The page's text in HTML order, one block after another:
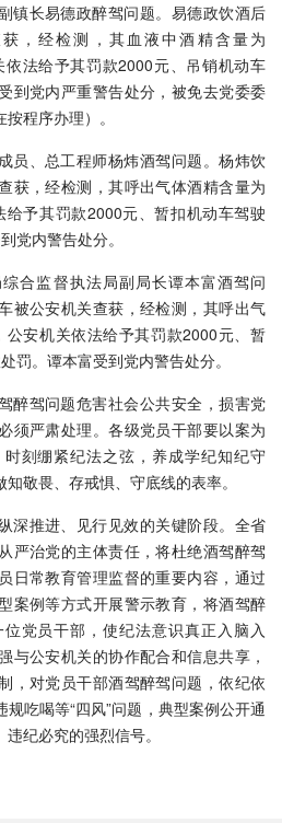
镇长易德政醉驾问题。易德政饮酒后
，经检测，其血液中酒精含量为
法给予其罚款2000元、吊销机动车
到党内严重警告处分，被免去党委委
程序办理）。
员、总工程师杨炜酒驾问题。杨炜饮
获，经检测，其呼出气体酒精含量为
予其罚款2000元、暂扣机动车驾驶
党内警告处分。
合监督执法局副局长谭本富酒驾问
被公安机关查获，经检测，其呼出气
安机关依法给予其罚款2000元、暂
罚。谭本富受到党内警告处分。
醉驾问题危害社会公共安全，损害党
须严肃处理。各级党员干部要以案为
刻绷紧纪法之弦，养成学纪知纪守
敬畏、存戒惧、守底线的表率。
深推进、见行见效的关键阶段。全省
严治党的主体责任，将杜绝酒驾醉驾
日常教育管理监督的重要内容，通过
案例等方式开展警示教育，将酒驾醉
党员干部，使纪法意识真正入脑入
与公安机关的协作配合和信息共享，
，对党员干部酒驾醉驾问题，依纪依
吃喝等“四风”问题，典型案例公开通
纪必究的强烈信号。